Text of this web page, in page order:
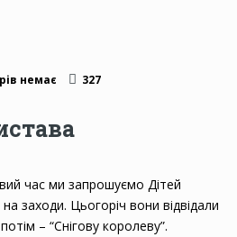
немає 327
час ми запрошуємо Дітей
заходи. Цьогоріч вони відвідали
– “Снігову королеву”.